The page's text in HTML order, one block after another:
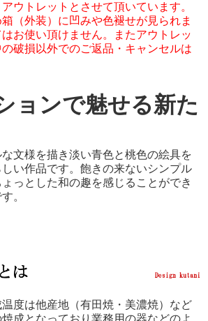
ウトレットとさせて頂いています。
（外装）に凹みや色褪せが見られま
お使い頂けません。またアウトレッ
の破損以外でのご返品・キャンセルは
ョンで魅せる新た
文様を描き淡い青色と桃色の絵具を
い作品です。飽きの来ないシンプル
っとした和の趣を感じることができ
。
度は他産地（有田焼・美濃焼）など